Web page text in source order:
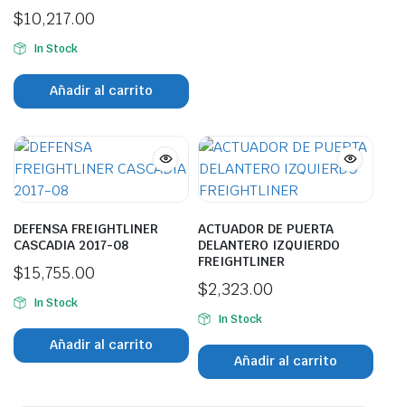
$10,217.00
In Stock
Añadir al carrito
DEFENSA FREIGHTLINER
CASCADIA 2017-08
$15,755.00
In Stock
Añadir al carrito
ACTUADOR DE PUERTA
DELANTERO IZQUIERDO
FREIGHTLINER
$2,323.00
In Stock
Añadir al carrito